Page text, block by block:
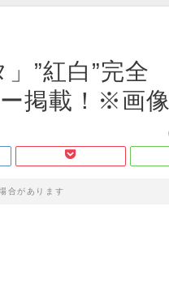
”紅白”完全
掲載！※画像
合があります